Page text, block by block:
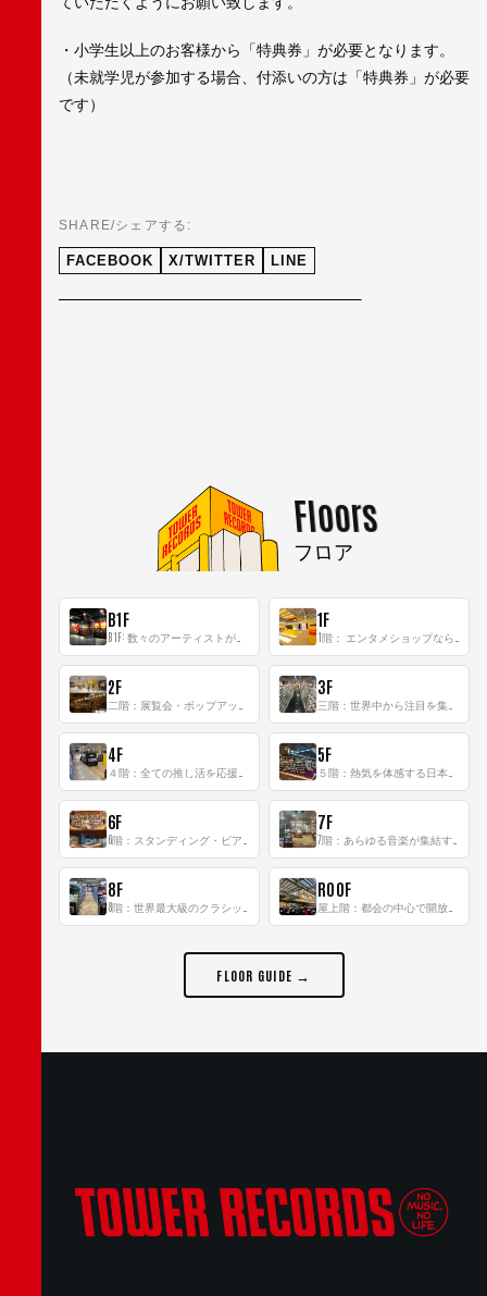
・小学生以上のお客様から「特典券」が必要となります。
（未就学児が参加する場合、付添いの方は「特典券」が必要
です）
SHARE/シェアする:
FACEBOOK X/TWITTER LINE
Floors
フロア
B1F 1F
2F 3F
4F 5F
6F 7F
8F ROOF
FLOOR GUIDE →